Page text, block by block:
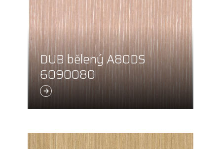
DUB bělený A80DS
6090080